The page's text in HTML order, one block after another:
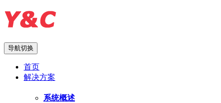
导航切换
首页
解决方案
系统概述